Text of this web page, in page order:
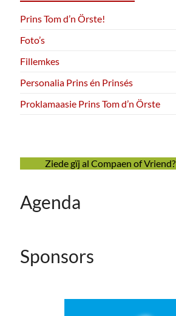
Prins Tom d’n Örste!
Foto’s
Fillemkes
Personalia Prins én Prinsés
Proklamaasie Prins Tom d’n Örste
Ziede gïj al Compaen of Vriend?
Agenda
Sponsors